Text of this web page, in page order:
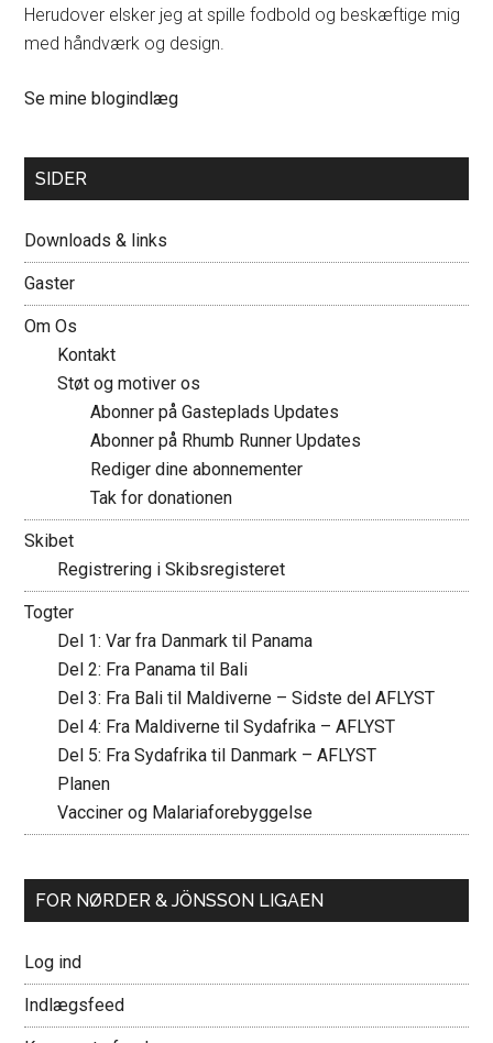
Herudover elsker jeg at spille fodbold og beskæftige mig
med håndværk og design.
Mette:
Se mine blogindlæg
SIDER
Downloads & links
Gaster
Om Os
Kontakt
Støt og motiver os
Abonner på Gasteplads Updates
Abonner på Rhumb Runner Updates
Rediger dine abonnementer
Tak for donationen
Skibet
Registrering i Skibsregisteret
Togter
Del 1: Var fra Danmark til Panama
Del 2: Fra Panama til Bali
Del 3: Fra Bali til Maldiverne – Sidste del AFLYST
Del 4: Fra Maldiverne til Sydafrika – AFLYST
Del 5: Fra Sydafrika til Danmark – AFLYST
Planen
Vacciner og Malariaforebyggelse
FOR NØRDER & JÖNSSON LIGAEN
Log ind
Indlægsfeed